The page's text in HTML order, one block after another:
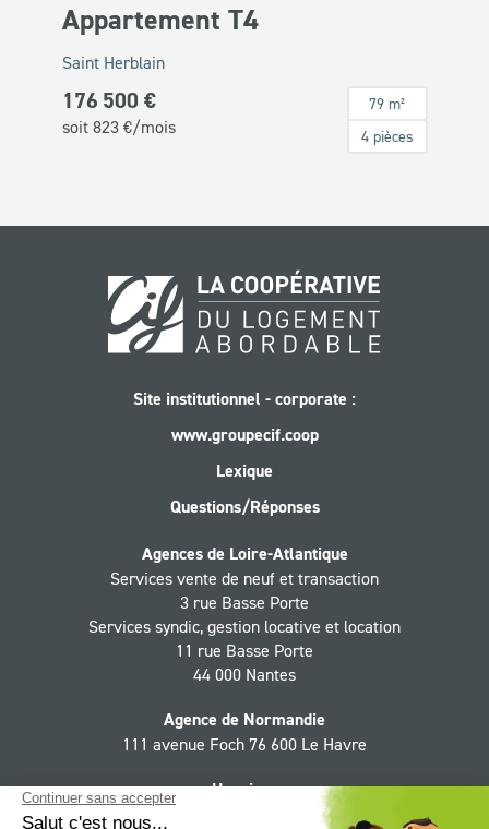
Appartement T4
Saint Herblain
176 500 €
soit 823€/mois
79 m²
4 pièces
Site institutionnel - corporate :
www.groupecif.coop
Lexique
Questions/Réponses
Agences de Loire-Atlantique
Services vente de neuf et transaction
3 rue Basse Porte
Services syndic, gestion locative et location
11 rue Basse Porte
44 000 Nantes
Agence de Normandie
111 avenue Foch 76 600 Le Havre
Horaires